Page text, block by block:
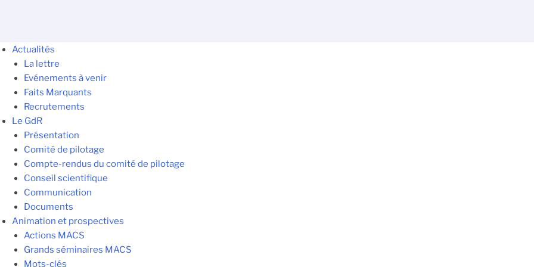
Actualités
La lettre
Evénements à venir
Faits Marquants
Recrutements
Le GdR
Présentation
Comité de pilotage
Compte-rendus du comité de pilotage
Conseil scientifique
Communication
Documents
Animation et prospectives
Actions MACS
Grands séminaires MACS
Mots-clés